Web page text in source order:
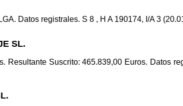
Datos registrales. S 8 , H A 190174, I/A 3
SL.
Resultante Suscrito: 465.839,00 Euros. Datos